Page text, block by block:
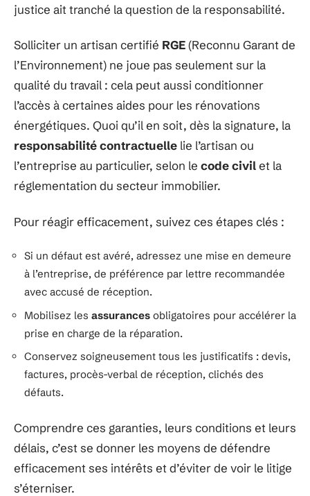
justice ait tranché la question de la responsabilité.
Solliciter un artisan certifié RGE(Reconnu Garant de
l’Environnement) ne joue pas seulement sur la
qualité du travail : cela peut aussi conditionner
l’accès à certaines aides pour les rénovations
énergétiques. Quoi qu’il en soit, dès la signature, la
responsabilité contractuelle lie l’artisan ou
l’entreprise au particulier, selon le code civilet la
réglementation du secteur immobilier.
Pour réagir efficacement, suivez ces étapes clés :
Si un défaut est avéré, adressez une mise en demeure
à l’entreprise, de préférence par lettre recommandée
avec accusé de réception.
Mobilisez les assurances obligatoires pour accélérer la
prise en charge de la réparation.
Conservez soigneusement tous les justificatifs : devis,
factures, procès-verbal de réception, clichés des
défauts.
Comprendre ces garanties, leurs conditions et leurs
délais, c’est se donner les moyens de défendre
efficacement ses intérêts et d’éviter de voir le litige
s’éterniser.